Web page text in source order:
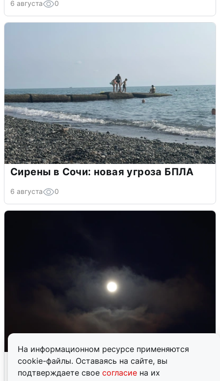
На информационном ресурсе применяются
cookie-файлы. Оставаясь на сайте, вы
подтверждаете свое согласие на их
6 августа 0
Сирены в Сочи: новая угроза БПЛА
6 августа 0
В Воронеже прогремели взрывы
после сигнала тревоги